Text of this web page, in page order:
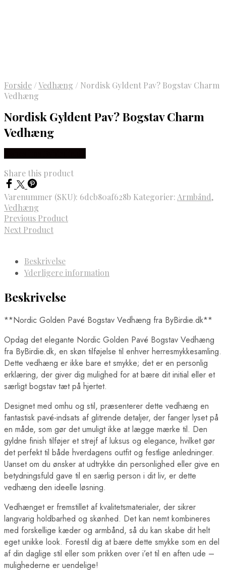
Forside /Vedhæng / Nordisk Gyldent Pav? Bogstav Charm
Vedhæng
Nordisk Gyldent Pav? Bogstav Charm
Vedhæng
Share this product
Varenummer (SKU): 6dcb80af628b Kategorier:Armbånd,
Vedhæng
Previous Product
Next Product
Beskrivelse
Yderligere information
Beskrivelse
**Nordic Golden Pavé Bogstav Vedhæng fra ByBirdie.dk**
Opdag det elegante Nordic Golden Pavé Bogstav Vedhæng
fra ByBirdie.dk, en skøn tilføjelse til enhver herresmykkesamling.
Dette vedhæng er ikke bare et smykke; det er en personlig
erklæring, der giver dig mulighed for at bære dit initial eller et
særligt bogstav tæt på hjertet.
Designet med omhu og stil, præsenterer dette vedhæng en
fantastisk pavé-indsats af glitrende detaljer, der fanger lyset på
en måde, som gør det umuligt ikke at lægge mærke til. Den
gyldne finish tilføjer et strejf af luksus og elegance, hvilket gør
det perfekt til både hverdagens outfit og festlige anledninger.
Uanset om du ønsker at udtrykke din personlighed eller give en
betydningsfuld gave til en særlig person i dit liv, er dette
vedhæng den ideelle løsning.
Vedhænget er fremstillet af kvalitetsmaterialer, der sikrer
langvarig holdbarhed og skønhed. Det kan nemt kombineres
med forskellige kæder og armbånd, så du kan skabe dit helt
eget unikke look. Forestil dig at bære dette smykke som en del
af din daglige stil eller som prikken over i’et til en aften ude –
mulighederne er uendelige!